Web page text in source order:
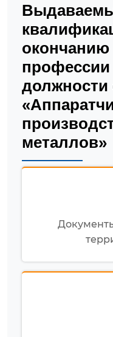
профессии
должности
металлов»